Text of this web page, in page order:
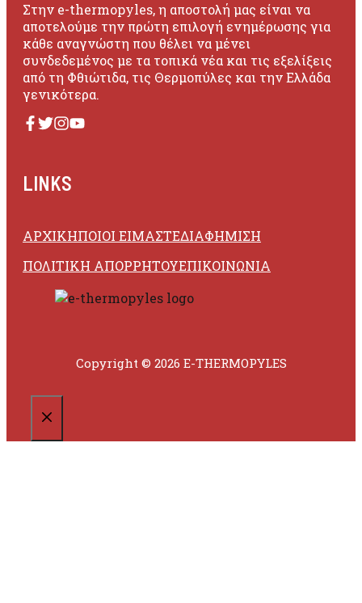
Στην e-thermopyles, η αποστολή μας είναι να
αποτελούμε την πρώτη επιλογή ενημέρωσης για
κάθε αναγνώστη που θέλει να μένει
συνδεδεμένος με τα τοπικά νέα και τις εξελίξεις
από τη Φθιώτιδα, τις Θερμοπύλες και την Ελλάδα
γενικότερα.
LINKS
ΑΡΧΙΚΗΠΟΙΟΙ ΕΙΜΑΣΤΕΔΙΑΦΗΜΙΣΗ
ΠΟΛΙΤΙΚΗ ΑΠΟΡΡΗΤΟΥΕΠΙΚΟΙΝΩΝΙΑ
Copyright © 2026 E-THERMOPYLES